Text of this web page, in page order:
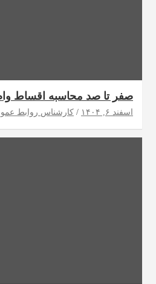
صفر تا صد محاسبه اقساط
اسفند ۶, ۱۴۰۴ کارشناس روابط